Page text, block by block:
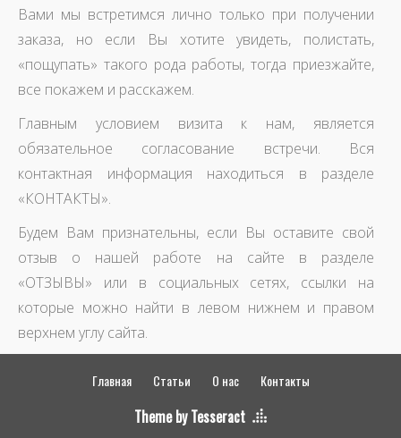
Вами мы встретимся лично только при получении
заказа, но если Вы хотите увидеть, полистать,
«пощупать» такого рода работы, тогда приезжайте,
все покажем и расскажем.
Главным условием визита к нам, является
обязательное согласование встречи. Вся
контактная информация находиться в разделе
«КОНТАКТЫ».
Будем Вам признательны, если Вы оставите свой
отзыв о нашей работе на сайте в разделе
«ОТЗЫВЫ» или в социальных сетях, ссылки на
которые можно найти в левом нижнем и правом
верхнем углу сайта.
Главная Статьи О нас Контакты
Theme by Tesseract